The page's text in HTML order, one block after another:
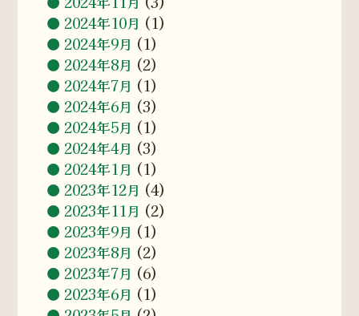
2024年10月 (1)
2024年9月 (1)
2024年8月 (2)
2024年7月 (1)
2024年6月 (3)
2024年5月 (1)
2024年4月 (3)
2024年1月 (1)
2023年12月 (4)
2023年11月 (2)
2023年9月 (1)
2023年8月 (2)
2023年7月 (6)
2023年6月 (1)